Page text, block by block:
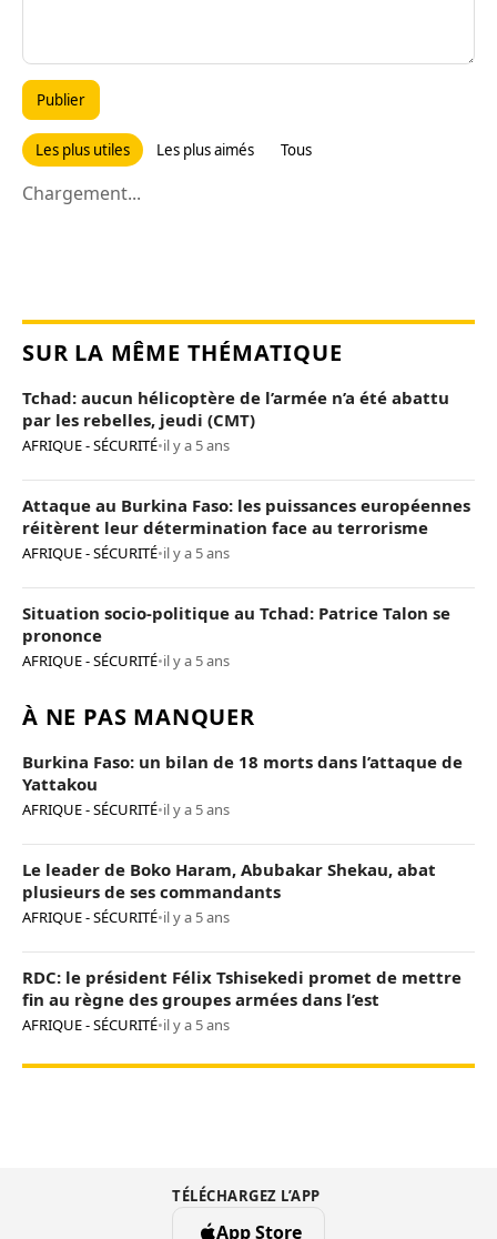
Publier
Les plus utiles Les plus aimés Tous
Chargement...
SUR LA MÊME THÉMATIQUE
Tchad: aucun hélicoptère de l’armée n’a été abattu
par les rebelles, jeudi (CMT)
AFRIQUE - SÉCURITÉ•il y a 5 ans
Attaque au Burkina Faso: les puissances européennes
réitèrent leur détermination face au terrorisme
AFRIQUE - SÉCURITÉ•il y a 5 ans
Situation socio-politique au Tchad: Patrice Talon se
prononce
AFRIQUE - SÉCURITÉ•il y a 5 ans
À NE PAS MANQUER
Burkina Faso: un bilan de 18 morts dans l’attaque de
Yattakou
AFRIQUE - SÉCURITÉ•il y a 5 ans
Le leader de Boko Haram, Abubakar Shekau, abat
plusieurs de ses commandants
AFRIQUE - SÉCURITÉ•il y a 5 ans
RDC: le président Félix Tshisekedi promet de mettre
fin au règne des groupes armées dans l’est
AFRIQUE - SÉCURITÉ•il y a 5 ans
TÉLÉCHARGEZ L’APP
App Store